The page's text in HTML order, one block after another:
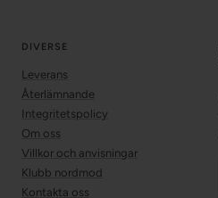
DIVERSE
Leverans
Återlämnande
Integritetspolicy
Om oss
Villkor och anvisningar
Klubb nordmod
Kontakta oss